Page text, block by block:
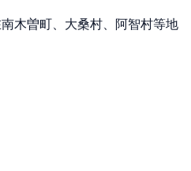
木曽町、大桑村、阿智村等地